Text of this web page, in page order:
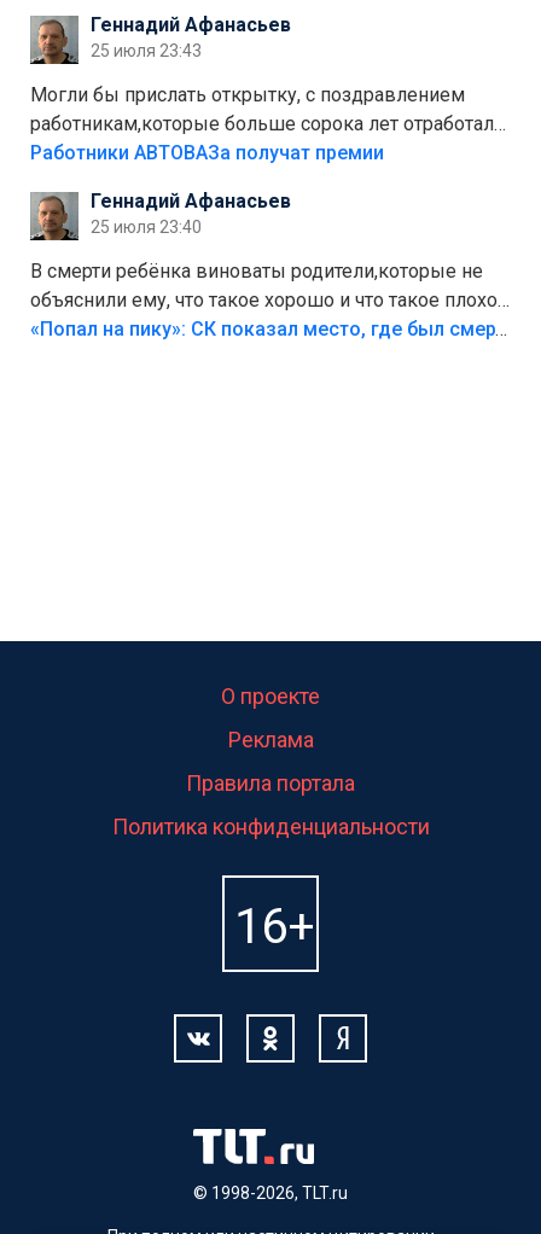
Штрафы мизерные.
Геннадий Афанасьев
25 июля 23:43
Могли бы прислать открытку, с поздравлением
работникам,которые больше сорока лет отработали
на предприятии.
Работники АВТОВАЗа получат премии
Геннадий Афанасьев
25 июля 23:40
В смерти ребёнка виноваты родители,которые не
объяснили ему, что такое хорошо и что такое плохо!
Лезть через такой забор,верх безумия,есть же
«Попал на пику»: СК показал место, где был смертельно травмирован ребенок в Тольятти
© 1998-2026, TLT.ru
О проекте
Реклама
Правила портала
Политика конфиденциальности